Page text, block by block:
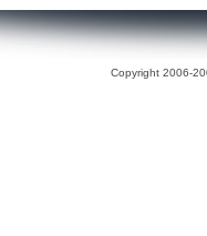
Copyright 2006-